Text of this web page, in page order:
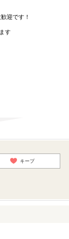
迎です！
す
キープ